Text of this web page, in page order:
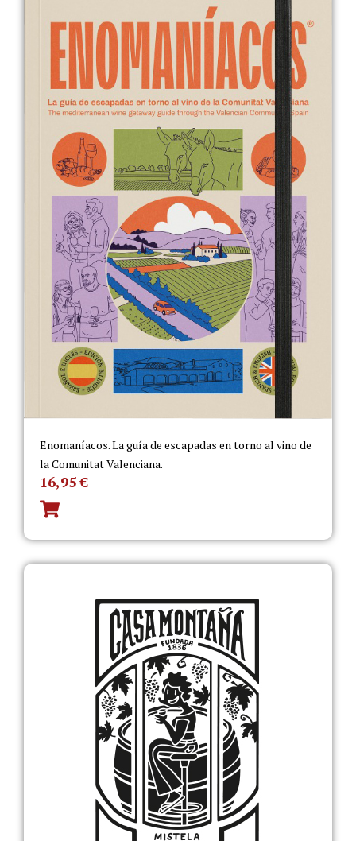
Enomaníacos. La guía de escapadas en torno al vino de
la Comunitat Valenciana.
16,95€